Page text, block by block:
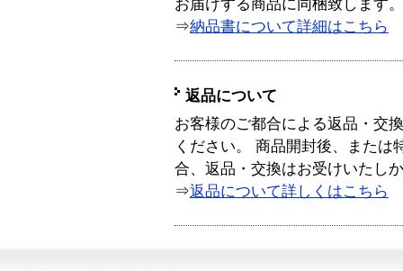
お届けする商品に同梱致します。
⇒納品書について詳細はこちら
返品について
お客様のご都合による返品・交
ください。 商品開封後、または
合、返品・交換はお受けいたし
⇒返品について詳しくはこちら